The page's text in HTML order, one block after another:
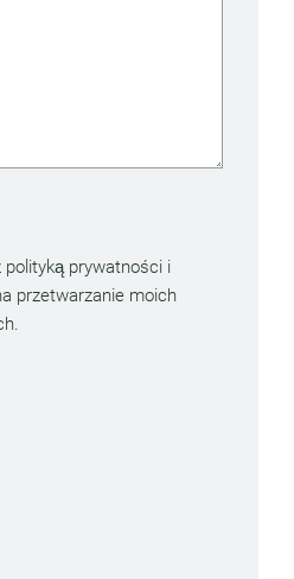
polityką prywatności i
przetwarzanie moich